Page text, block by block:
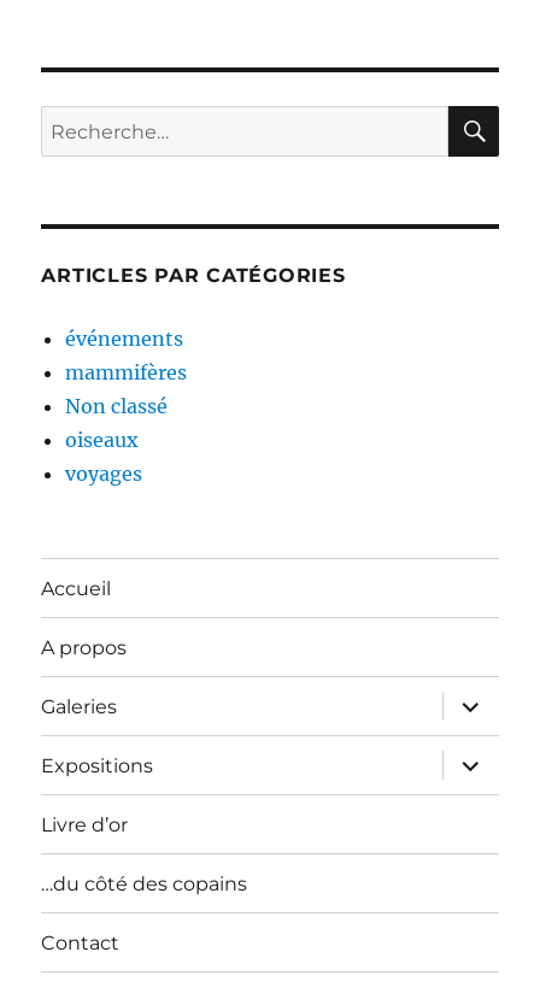
Recherche
pour :
ARTICLES PAR CATÉGORIES
événements
mammifères
Non classé
oiseaux
voyages
Accueil
A propos
Galeries
ouvrir
le
sous-
menu
Expositions
ouvrir
le
sous-
Livre d’or
…du côté des copains
Contact